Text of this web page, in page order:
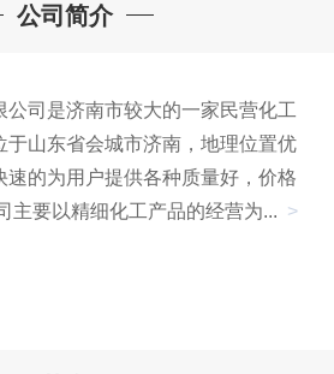
公司简介
公司是济南市较大的一家民营化工
于山东省会城市济南，地理位置优
速的为用户提供各种质量好，价格
主要以精细化工产品的经营为... >